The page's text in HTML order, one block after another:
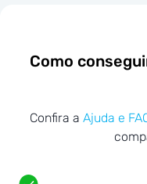
Como
Confira a Ajuda e